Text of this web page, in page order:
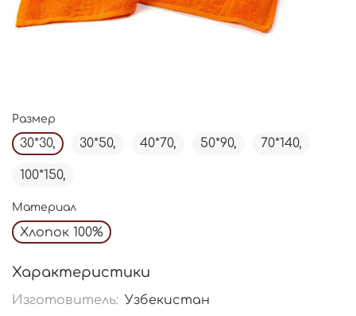
Размер
30*30, 30*50, 40*70, 50*90, 70*140,
100*150,
Материал
Хлопок 100%
Характеристики
Изготовитель: Узбекистан